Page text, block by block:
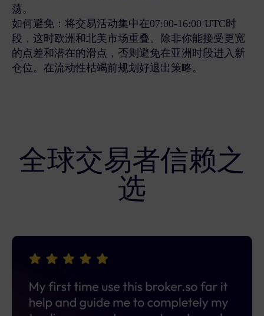
荡。
如何避免：将交易活动集中在07:00-16:00 UTC时
段，这时欧洲和北美市场重叠。除非你能接受更宽
的点差和潜在的滑点，否则避免在亚洲时段进入新
仓位。在流动性枯竭前规划好退出策略。
全球交易者信赖之
选